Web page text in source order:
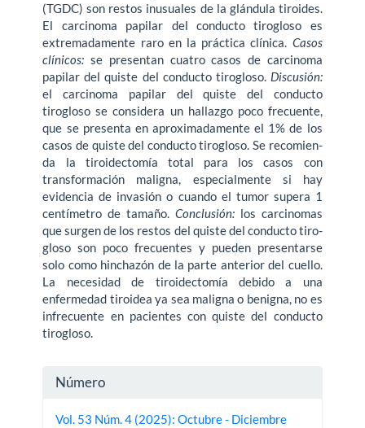
(TGDC) son restos inusuales de la glándula tiroides.
El carcinoma papilar del conducto tirogloso es
extremadamente raro en la práctica clínica. Casos
clínicos:se presentan cuatro casos de carcinoma
papilar del quiste del conducto tirogloso. Discusión:
el carcinoma papilar del quiste del conducto
tirogloso se considera un hallazgo poco frecuente,
que se presenta en aproximadamente el 1% de los
casos de quiste del conducto tirogloso. Se recomien­
da la tiroidectomía total para los casos con
transformación maligna, especialmente si hay
evidencia de invasión o cuando el tumor supera 1
centímetro de tamaño. Conclusión: los carcinomas
que surgen de los restos del quiste del conducto tiro­
gloso son poco frecuentes y pueden presentarse
solo como hinchazón de la parte anterior del cuello.
La necesidad de tiroidectomía debido a una
enfermedad tiroidea ya sea maligna o benigna, no es
infrecuente en pacientes con quiste del conducto
tirogloso.
Detalles
del
Número
Vol. 53 Núm. 4 (2025): Octubre - Diciembre